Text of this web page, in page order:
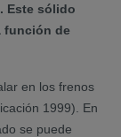
Este sólido
función de
en los frenos
1999). En
se puede